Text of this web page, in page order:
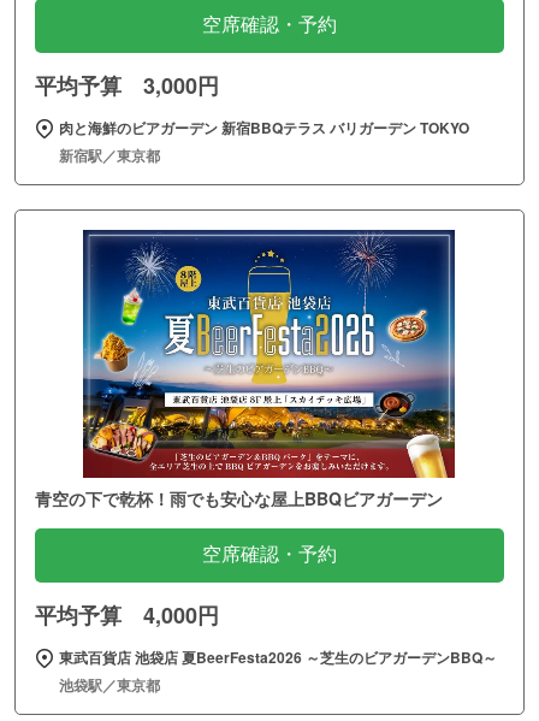
空席確認・予約
平均予算 3,000円
肉と海鮮のビアガーデン 新宿BBQテラス バリガーデン TOKYO
新宿駅／東京都
青空の下で乾杯！雨でも安心な屋上BBQビアガーデン
空席確認・予約
平均予算 4,000円
東武百貨店 池袋店 夏BeerFesta2026 ～芝生のビアガーデンBBQ～
池袋駅／東京都